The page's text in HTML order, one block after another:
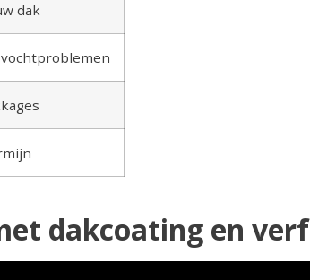
dak
dakcoating en verf